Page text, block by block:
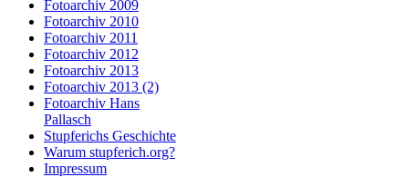
Fotoarchiv 2009
Fotoarchiv 2010
Fotoarchiv 2011
Fotoarchiv 2012
Fotoarchiv 2013
Fotoarchiv 2013 (2)
Fotoarchiv Hans
Pallasch
Stupferichs Geschichte
Warum stupferich.org?
Impressum